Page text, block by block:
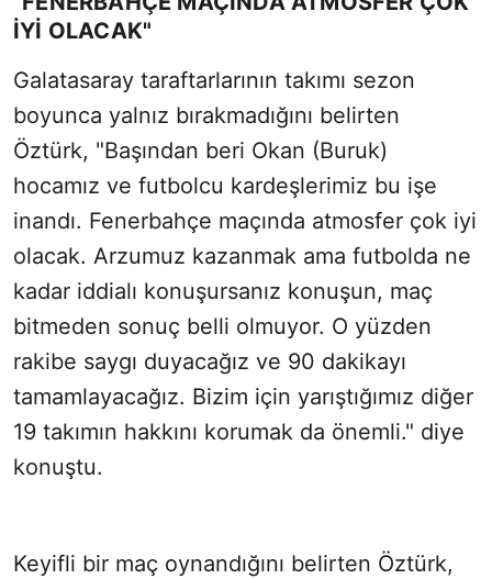
İYİ OLACAK"
Galatasaray taraftarlarının takımı sezon
boyunca yalnız bırakmadığını belirten
Öztürk, "Başından beri Okan (Buruk)
hocamız ve futbolcu kardeşlerimiz bu işe
inandı. Fenerbahçe maçında atmosfer çok iyi
olacak. Arzumuz kazanmak ama futbolda ne
kadar iddialı konuşursanız konuşun, maç
bitmeden sonuç belli olmuyor. O yüzden
rakibe saygı duyacağız ve 90 dakikayı
tamamlayacağız. Bizim için yarıştığımız diğer
19 takımın hakkını korumak da önemli." diye
konuştu.
Keyifli bir maç oynandığını belirten Öztürk,